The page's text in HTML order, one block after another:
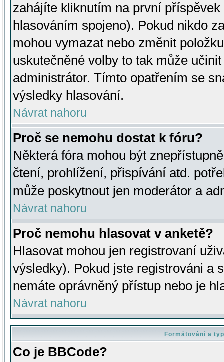
zahájíte kliknutím na první
hlasováním spojeno). Pokud nikdo
mohou vymazat nebo změnit
uskutečněné volby to tak může
administrátor. Tímto opatřením se
výsledky hlasování.
Návrat nahoru
Proč se nemohu dostat k fóru?
Některá fóra mohou být
čtení, prohlížení, přispívání atd.
může poskytnout jen moderátor a
Návrat nahoru
Proč nemohu hlasovat v anketě?
Hlasovat mohou jen registrovaní
výsledky). Pokud jste registrováni a
nemáte oprávněný přístup nebo je
Návrat nahoru
Formátování a
Co je BBCode?